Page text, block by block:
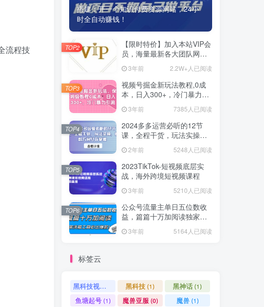
流程技
搭建：开一个知识付费资源网站，24小
时全自动赚钱！
【限时特价】加入本站VIP会
员，海量最新各大团队网赚
内部教程全免费，每天持续
更新！
3年前 2.2W+人已阅读
TOP2
视频号掘金新玩法教程,0成
本，日入300+，冷门暴力引
流 3年前 7385人已阅读
TOP3
2024多多运营必听的12节
课，全程干货，玩法实操，
爆款方案尽在掌握
2年前 5248人已阅读
TOP4
2023TikTok-短视频底层实
战，海外跨境短视频课程
3年前 5210人已阅读
TOP5
公众号流量主单日五位数收
益，篇篇十万加阅读独家洗
稿工具必出爆款！
3年前 5164人已阅读
TOP6
标签云
黑科技视频搬运 (1)黑科技(1) 黑神话(1)
鱼塘起号(1) 魔兽亚服 (0) 魔兽(1)